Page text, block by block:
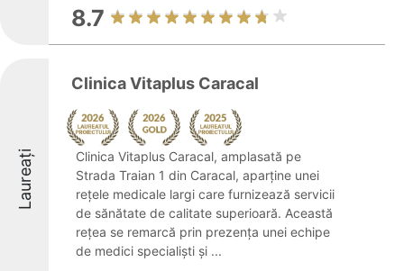
8.7
Laureați
Clinica Vitaplus Caracal
Clinica Vitaplus Caracal, amplasată pe
Strada Traian 1 din Caracal, aparține unei
rețele medicale largi care furnizează servicii
de sănătate de calitate superioară. Această
rețea se remarcă prin prezența unei echipe
de medici specialiști și ...